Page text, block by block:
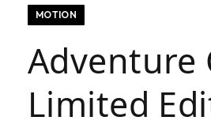
MOTION
Adventure
Limited